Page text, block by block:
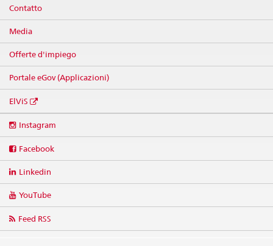
Contatto
Media
Offerte d'impiego
Portale eGov (Applicazioni)
ElViS
media
Instagram
Facebook
Linkedin
YouTube
Feed RSS